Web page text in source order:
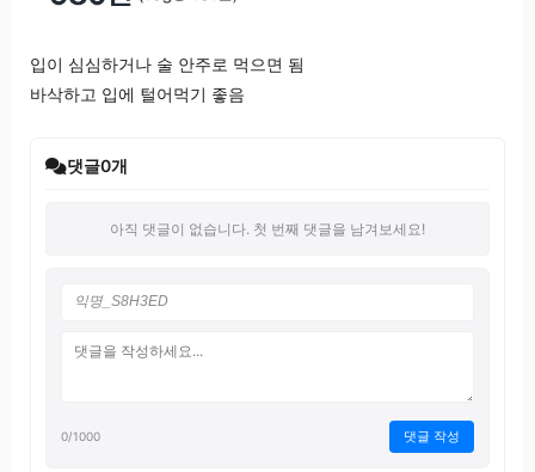
입이 심심하거나 술 안주로 먹으면 됨
바삭하고 입에 털어먹기 좋음
댓글0개
아직 댓글이 없습니다. 첫 번째 댓글을 남겨보세요!
0/1000 댓글 작성